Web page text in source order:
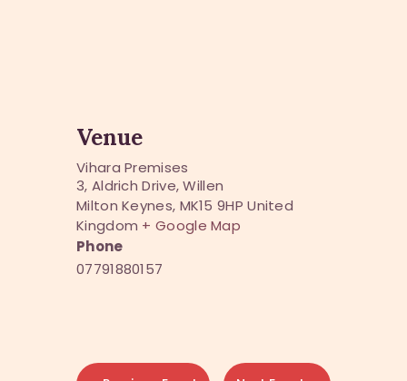
Venue
Vihara Premises
3, Aldrich Drive, Willen
Milton Keynes, MK15 9HP United
Kingdom + Google Map
Phone
07791880157